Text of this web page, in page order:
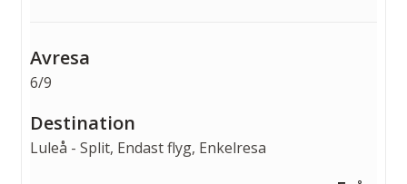
6/9
Luleå - Split, Endast flyg, Enkelresa